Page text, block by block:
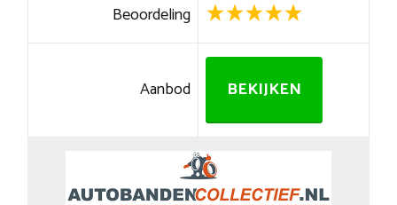
Beoordeling
Aanbod BEKIJKEN